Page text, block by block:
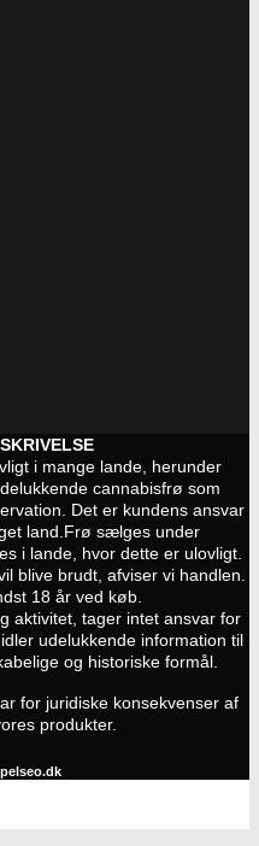
i mange lande, herunder
cannabisfrø som
Det er kundens ansvar
land. Frø sælges under
i lande, hvor dette er ulovligt.
blive brudt, afviser vi handlen.
18 år ved køb.
aktivitet, tager intet ansvar for
udelukkende information til
og historiske formål.
for juridiske konsekvenser af
produkter.